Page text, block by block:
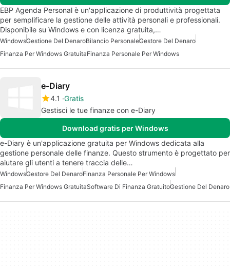
EBP Agenda Personal è un'applicazione di produttività progettata
per semplificare la gestione delle attività personali e professionali.
Disponibile su Windows e con licenza gratuita,…
WindowsGestione Del DenaroBilancio PersonaleGestore Del Denaro
Finanza Per Windows GratuitaFinanza Personale Per Windows
e-Diary
4.1 Gratis
Gestisci le tue finanze con e-Diary
Download gratis per Windows
e-Diary è un'applicazione gratuita per Windows dedicata alla
gestione personale delle finanze. Questo strumento è progettato per
aiutare gli utenti a tenere traccia delle…
WindowsGestore Del DenaroFinanza Personale Per Windows
Finanza Per Windows GratuitaSoftware Di Finanza GratuitoGestione Del Denaro